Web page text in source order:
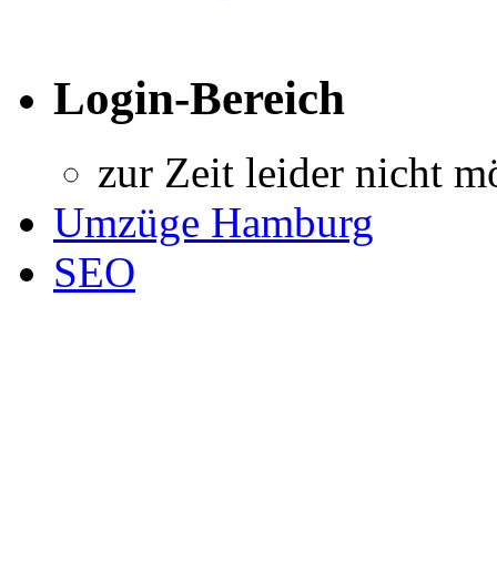
Login-Bereich
zur Zeit leider nicht
Umzüge Hamburg
SEO